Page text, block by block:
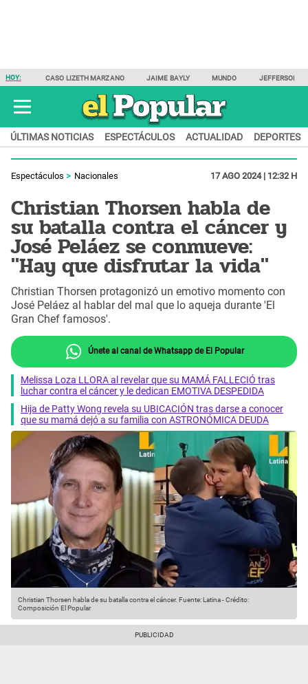
HOY: CASO LIZETH MARZANO JAIME BAYLY MUNDO JEFFERSON
ÚLTIMAS NOTICIAS ESPECTÁCULOS ACTUALIDAD DEPORTES
Espectáculos Nacionales 17 AGO 2024 | 12:32 H
Christian Thorsen habla de
su batalla contra el cáncer y
José Peláez se conmueve:
"Hay que disfrutar la vida"
Christian Thorsen protagonizó un emotivo momento con
José Peláez al hablar del mal que lo aqueja durante 'El
Gran Chef famosos'.
Únete al canal de Whatsapp de El Popular
Melissa Loza LLORA al revelar que su MAMÁ FALLECIÓ tras
luchar contra el cáncer y le dedican EMOTIVA DESPEDIDA
Hija de Patty Wong revela su UBICACIÓN tras darse a conocer
que su mamá dejó a su familia con ASTRONÓMICA DEUDA
Christian Thorsen habla de su batalla contra el cáncer. Fuente: Latina-Crédito:
Composición El Popular